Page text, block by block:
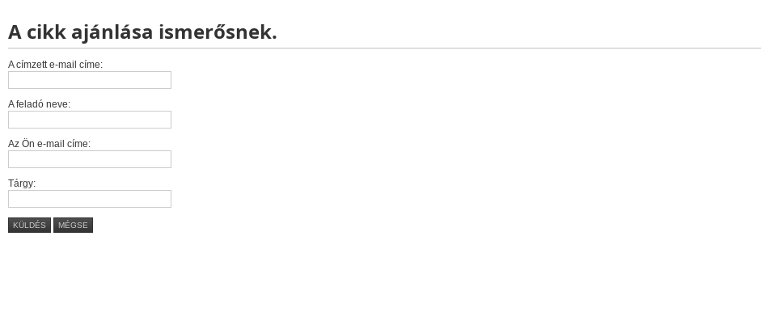
A cikk ajánlása ismerősnek.
A címzett e-mail címe:
A feladó neve:
Az Ön e-mail címe:
Tárgy:
KÜLDÉS MÉGSE